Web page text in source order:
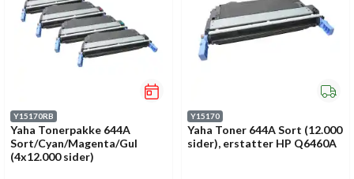
Y15170RB
Yaha Tonerpakke 644A
Sort/Cyan/Magenta/Gul
(4x12.000 sider)
Y15170
Yaha Toner 644A Sort (12.000
sider), erstatter HP Q6460A